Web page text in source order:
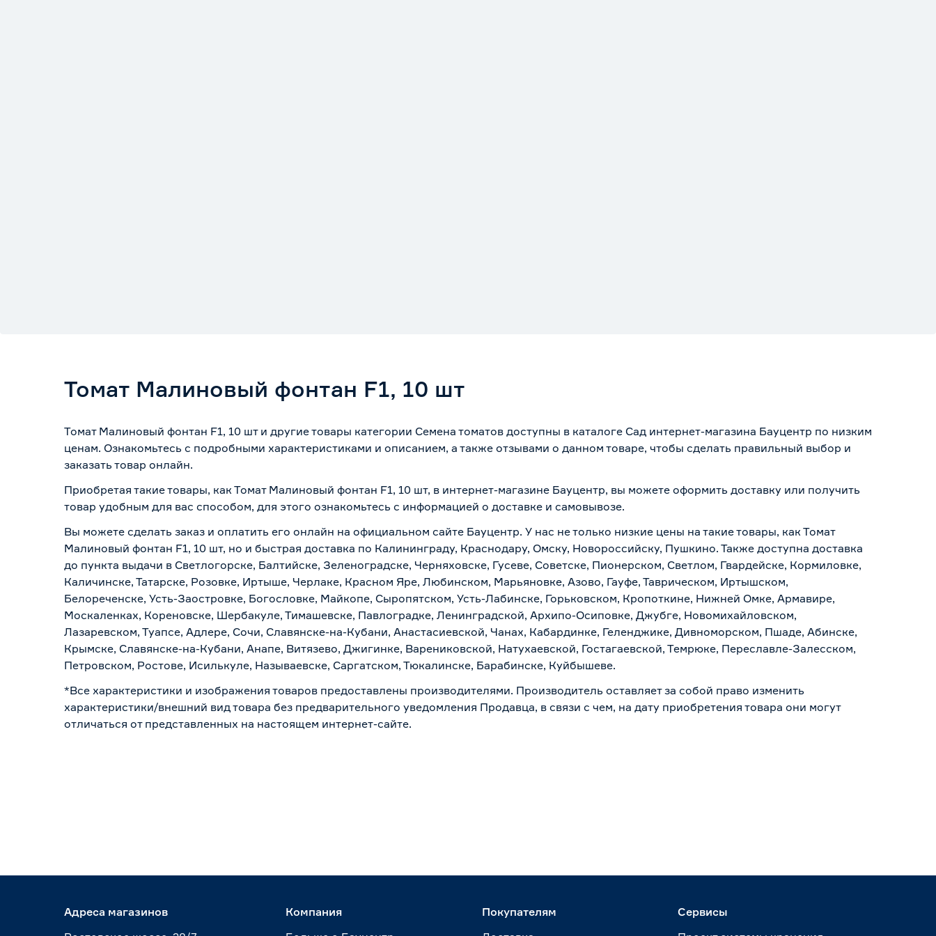
Томат Малиновый фонтан F1, 10 шт
Томат Малиновый фонтан F1, 10 шт и другие товары категории Семена томатов доступны в каталоге Сад интернет-магазина Бауцентр по низким
ценам. Ознакомьтесь с подробными характеристиками и описанием, а также отзывами о данном товаре, чтобы сделать правильный выбор и
заказать товар онлайн.
Приобретая такие товары, как Томат Малиновый фонтан F1, 10 шт, в интернет-магазине Бауцентр, вы можете оформить доставку или получить
товар удобным для вас способом, для этого ознакомьтесь с информацией о доставке и самовывозе.
Вы можете сделать заказ и оплатить его онлайн на официальном сайте Бауцентр. У нас не только низкие цены на такие товары, как Томат
Малиновый фонтан F1, 10 шт, но и быстрая доставка по Калининграду, Краснодару, Омску, Новороссийску, Пушкино. Также доступна доставка
до пункта выдачи в Светлогорске, Балтийске, Зеленоградске, Черняховске, Гусеве, Советске, Пионерском, Светлом, Гвардейске, Кормиловке,
Каличинске, Татарске, Розовке, Иртыше, Черлаке, Красном Яре, Любинском, Марьяновке, Азово, Гауфе, Таврическом, Иртышском,
Белореченске, Усть-Заостровке, Богословке, Майкопе, Сыропятском, Усть-Лабинске, Горьковском, Кропоткине, Нижней Омке, Армавире,
Москаленках, Кореновске, Шербакуле, Тимашевске, Павлоградке, Ленинградской, Архипо-Осиповке, Джубге, Новомихайловском,
Лазаревском, Туапсе, Адлере, Сочи, Славянске-на-Кубани, Анастасиевской, Чанах, Кабардинке, Геленджике, Дивноморском, Пшаде, Абинске,
Крымске, Славянске-на-Кубани, Анапе, Витязево, Джигинке, Варениковской, Натухаевской, Гостагаевской, Темрюке, Переславле-Залесском,
Петровском, Ростове, Исилькуле, Называевске, Саргатском, Тюкалинске, Барабинске, Куйбышеве.
*Все характеристики и изображения товаров предоставлены производителями. Производитель оставляет за собой право изменить
характеристики/внешний вид товара без предварительного уведомления Продавца, в связи с чем, на дату приобретения товара они могут
отличаться от представленных на настоящем интернет-сайте.
Адреса магазинов
Компания
Покупателям
Сервисы